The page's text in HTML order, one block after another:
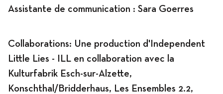
Assistante de communication : Sara Goerres
Collaborations: Une production d'Independent
Little Lies - ILL en collaboration avec la
Kulturfabrik Esch-sur-Alzette,
Konschthal/Bridderhaus, Les Ensembles 2.2,